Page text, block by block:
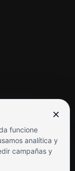
×
funcione
analítica y
campañas y